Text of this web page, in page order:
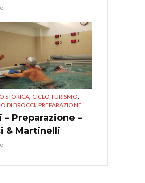
STORICA, CICLO TURISMO,
DI BROCCI, PREPARAZIONE
– Preparazione –
& Martinelli